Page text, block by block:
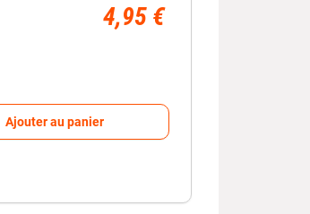
4,95 €
Ajouter au panier